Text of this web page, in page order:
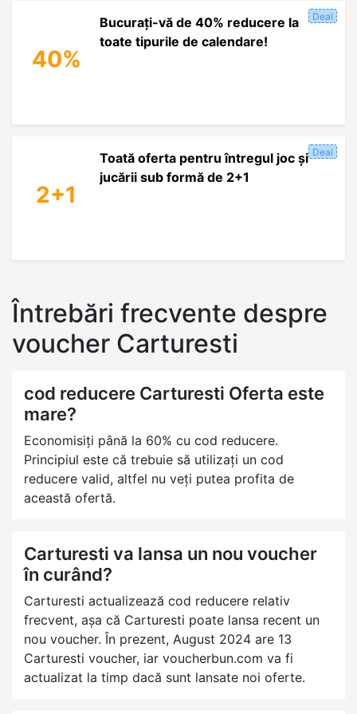
Deal
40%
Bucurați-vă de 40% reducere la
toate tipurile de calendare!
Deal
2+1
Toată oferta pentru întregul joc și
jucării sub formă de 2+1
Întrebări frecvente despre
voucher Carturesti
cod reducere Carturesti Oferta este
mare?
Economisiți până la 60% cu cod reducere.
Principiul este că trebuie să utilizați un cod
reducere valid, altfel nu veți putea profita de
această ofertă.
Carturesti va lansa un nou voucher
în curând?
Carturesti actualizează cod reducere relativ
frecvent, așa că Carturesti poate lansa recent un
nou voucher. În prezent, August 2024 are 13
Carturesti voucher, iar voucherbun.com va fi
actualizat la timp dacă sunt lansate noi oferte.